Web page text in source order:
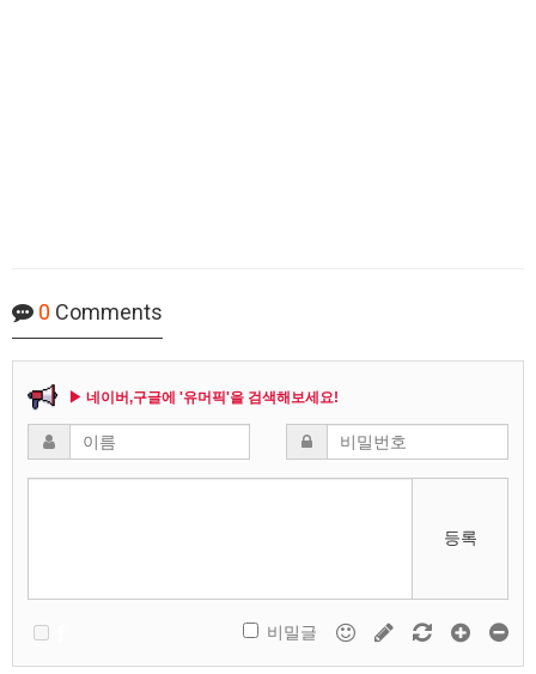
0 Comments
▶ 네이버,구글에 '유머픽'을 검색해보세요!
등록
비밀글